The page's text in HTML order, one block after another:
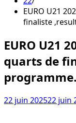
EURO U21
finaliste
EURO U21
quarts de
programme.
22 juin 202522 juin